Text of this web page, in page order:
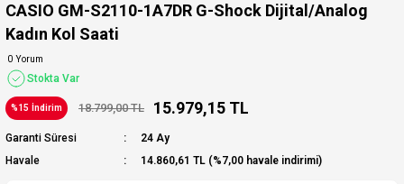
CASIO GM-S2110-1A7DR G-Shock Dijital/Analog
Kadın Kol Saati
0 Yorum
Stokta Var
%15 İndirim 18.799,00 TL 15.979,15 TL
Garanti Süresi
24 Ay
Havale
14.860,61 TL (%7,00 havale indirimi)